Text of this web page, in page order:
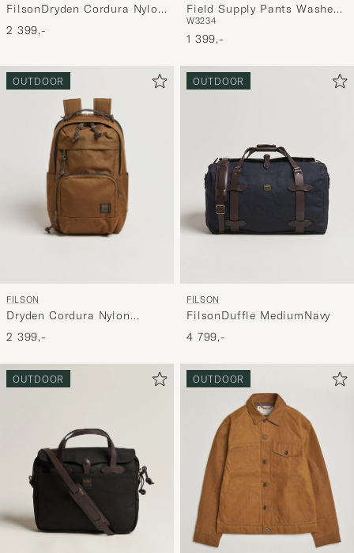
FilsonDryden Cordura Nylon
BriefcaseOtter Green
2 399,-
Field Supply Pants Washed
Green
W3234
1 399,-
OUTDOOR
FILSON
Dryden Cordura Nylon
Backpack Whiskey
2 399,-
OUTDOOR
FILSON
FilsonDuffle MediumNavy
4 799,-
OUTDOOR OUTDOOR